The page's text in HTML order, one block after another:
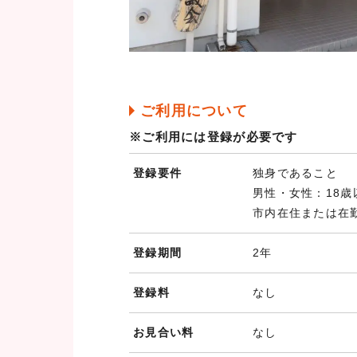
ご利用について
※ご利用には登録が必要です
登録要件
独身であること
男性・女性：18歳
市内在住または在
登録期間 2年
登録料 なし
お見合い料 なし